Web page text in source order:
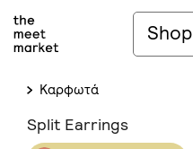
Shop
Καρφωτά
Split Earrings